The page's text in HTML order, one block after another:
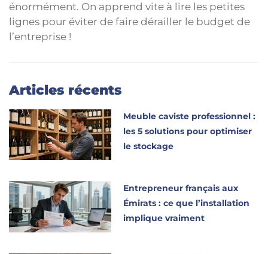
énormément. On apprend vite à lire les petites
lignes pour éviter de faire dérailler le budget de
l’entreprise !
Articles récents
Meuble caviste professionnel :
les 5 solutions pour optimiser
le stockage
Entrepreneur français aux
Émirats : ce que l’installation
implique vraiment